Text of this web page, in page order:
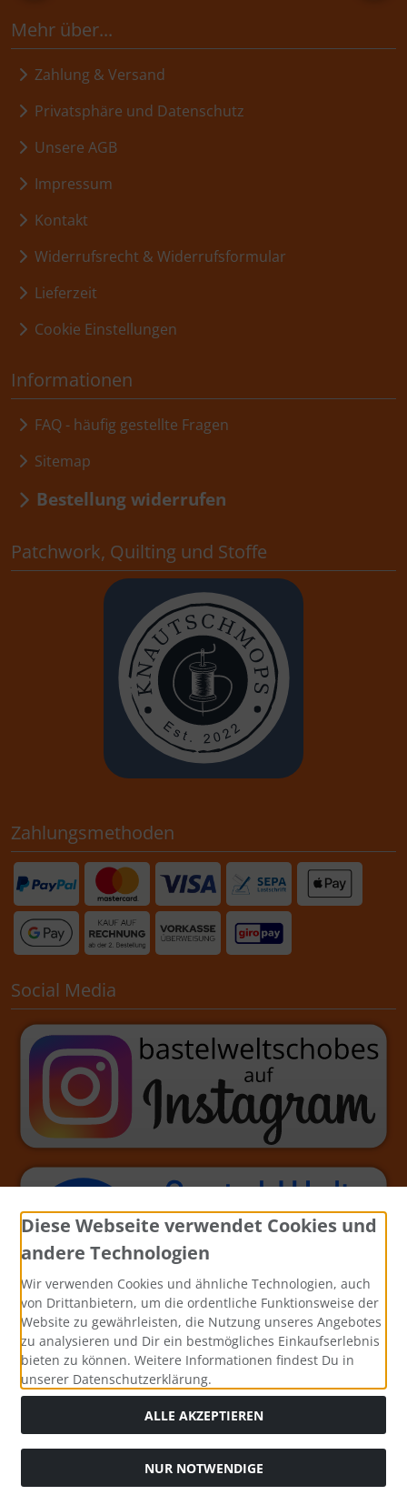
Mehr über...
Zahlung & Versand
Privatsphäre und Datenschutz
Unsere AGB
Impressum
Kontakt
Widerrufsrecht & Widerrufsformular
Lieferzeit
Cookie Einstellungen
Informationen
FAQ - häufig gestellte Fragen
Sitemap
Bestellung widerrufen
Patchwork, Quilting und Stoffe
Zahlungsmethoden
Social Media
Alle Preise inkl. gesetzl. MwSt. zzgl.Versandkosten. Die
Diese Webseite verwendet Cookies und
andere Technologien
Wir verwenden Cookies und ähnliche Technologien, auch
von Drittanbietern, um die ordentliche Funktionsweise der
Website zu gewährleisten, die Nutzung unseres Angebotes
zu analysieren und Dir ein bestmögliches Einkaufserlebnis
bieten zu können. Weitere Informationen findest Du in
unserer Datenschutzerklärung.
ALLE AKZEPTIEREN
NUR NOTWENDIGE